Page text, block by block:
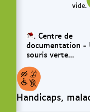
. Centre de
documentation -
souris verte...
Handicaps,